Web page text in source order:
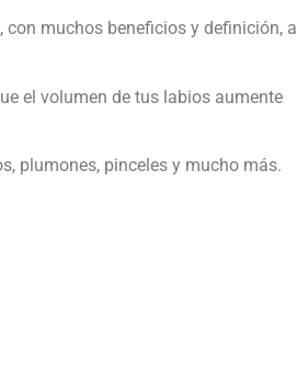
muchos beneficios y definición, a
el volumen de tus labios aumente
plumones, pinceles y mucho más.